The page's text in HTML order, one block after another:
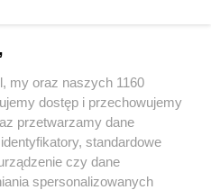
Orły
Chemika, wygrana
Stali
my oraz naszych 1160
dostęp i przechowujemy
przetwarzamy dane
standardowe
czy dane
spersonalizowanych